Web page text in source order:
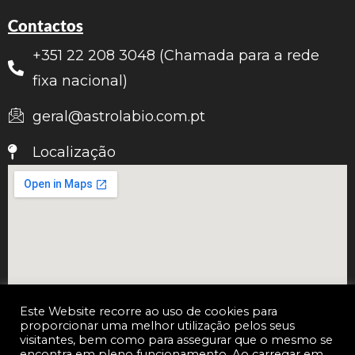
Contactos
+351 22 208 3048 (Chamada para a rede
fixa nacional)
geral@astrolabio.com.pt
Localização
Este Website recorre ao uso de cookies para
proporcionar uma melhor utilização pelos seus
visitantes, bem como para assegurar que o mesmo se